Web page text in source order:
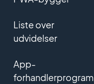
Liste over
udvidelser
App-
forhandlerprogram